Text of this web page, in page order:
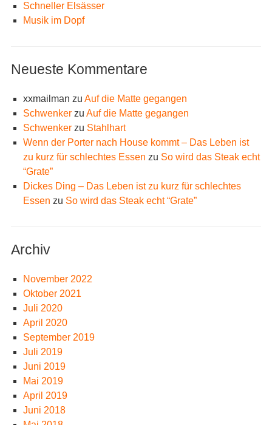
Schneller Elsässer
Musik im Dopf
Neueste Kommentare
xxmailman zu Auf die Matte gegangen
Schwenkerzu Auf die Matte gegangen
Schwenkerzu Stahlhart
Wenn der Porter nach House kommt – Das Leben ist
zu kurz für schlechtes Essen zu So wird das Steak echt
“Grate”
Dickes Ding – Das Leben ist zu kurz für schlechtes
Essen zu So wird das Steak echt “Grate”
Archiv
November 2022
Oktober 2021
Juli 2020
April 2020
September 2019
Juli 2019
Juni 2019
Mai 2019
April 2019
Juni 2018